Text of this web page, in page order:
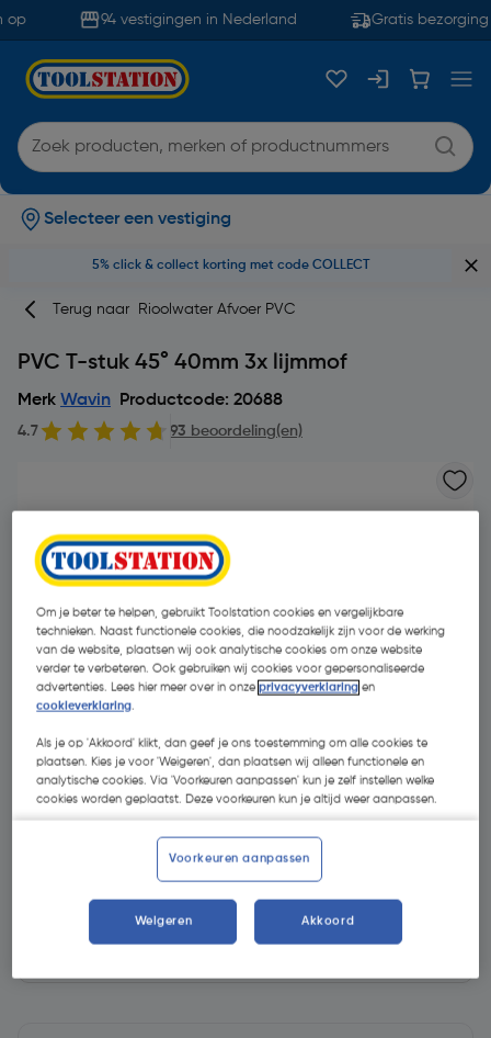
94 vestigingen in Nederland Gratis bezorging
Selecteer een vestiging
5% click & collect korting met code COLLECT
Terug naar Rioolwater Afvoer PVC
PVC T-stuk 45° 40mm 3x lijmmof
Merk Wavin Productcode: 20688
4.7 93 beoordeling(en)
| Excl. btw € 1,64
Kies productvariant(5)
Om je beter te helpen, gebruikt Toolstation cookies en vergelijkbare
technieken. Naast functionele cookies, die noodzakelijk zijn voor de werking
van de website, plaatsen wij ook analytische cookies om onze website
verder te verbeteren. Ook gebruiken wij cookies voor gepersonaliseerde
advertenties. Lees hier meer over in onzeprivacyverklaring en
cookieverklaring.
Als je op 'Akkoord' klikt, dan geef je ons toestemming om alle cookies te
plaatsen. Kies je voor 'Weigeren', dan plaatsen wij alleen functionele en
analytische cookies. Via 'Voorkeuren aanpassen' kun je zelf instellen welke
cookies worden geplaatst. Deze voorkeuren kun je altijd weer aanpassen.
Voorkeuren aanpassen
Weigeren Akkoord